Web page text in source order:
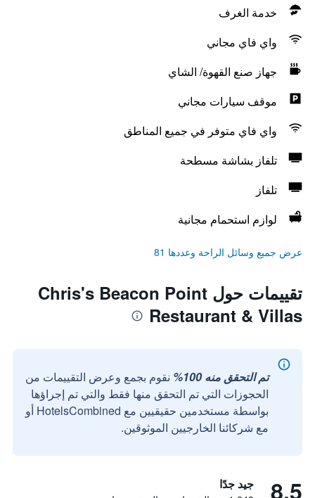
خدمة الغرف
واي فاي مجاني
جهاز صنع القهوة/ الشاي
موقف سيارات مجاني
واي فاي متوفر في جميع المناطق
تلفاز بشاشة مسطحة
تلفاز
لوازم استحمام مجانية
عرض جميع وسائل الراحة وعددها 81
تقييمات حول Chris's Beacon Point
Restaurant & Villas
تم التحقق منه 100%
نقوم بجمع وعرض التقييمات من
الحجوزات التي تم التحقق منها فقط والتي تم إجراؤها
بواسطة مستخدمين حقيقيين مع HotelsCombined أو
مع شركائنا الخارجيين الموثوقين.
8.5 جيد جدًا